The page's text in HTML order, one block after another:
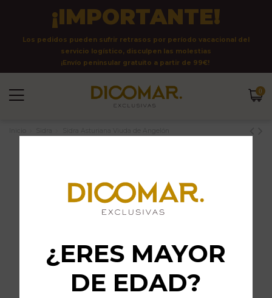
¿ERES MAYOR
DE EDAD?
¡IMPORTANTE!
Los pedidos pueden sufrir retrasos por período vacacional del
servicio logístico, disculpen las molestias
¡Envío peninsular gratuito a partir de 99€!
0